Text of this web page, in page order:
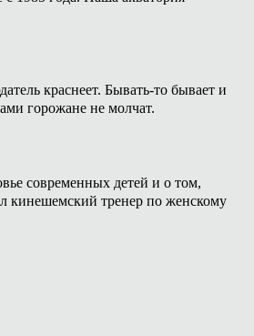
краснеет. Бывать-то бывает и
горожане не молчат.
современных детей и о том,
кинешемский тренер по женскому